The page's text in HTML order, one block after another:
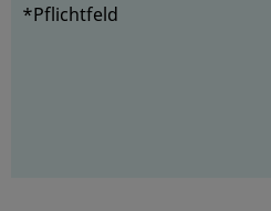
*Pflichtfeld